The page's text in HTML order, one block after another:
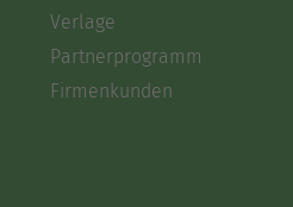
Verlage
Partnerprogramm
Firmenkunden